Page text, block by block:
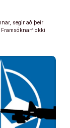
segir að þeir